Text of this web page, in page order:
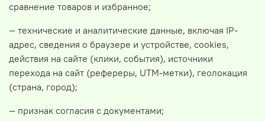
сравнение товаров и избранное;
— технические и аналитические данные, включая IP-
адрес, сведения о браузере и устройстве, сookies,
действия на сайте (клики, события), источники
перехода на сайт (рефереры, UTM-метки), геолокация
(страна, город);
— признак согласия с документами;